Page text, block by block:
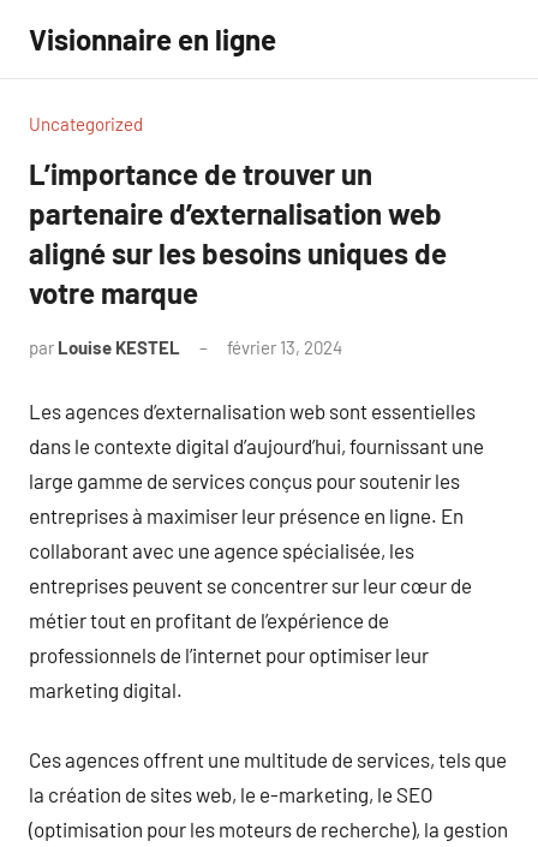
contenu
Visionnaire en ligne
Uncategorized
L’importance de trouver un
partenaire d’externalisation web
aligné sur les besoins uniques de
votre marque
par Louise KESTEL février 13, 2024
Les agences d’externalisation web sont essentielles
dans le contexte digital d’aujourd’hui, fournissant une
large gamme de services conçus pour soutenir les
entreprises à maximiser leur présence en ligne. En
collaborant avec une agence spécialisée, les
entreprises peuvent se concentrer sur leur cœur de
métier tout en profitant de l’expérience de
professionnels de l’internet pour optimiser leur
marketing digital.
Ces agences offrent une multitude de services, tels que
la création de sites web, le e-marketing, le SEO
(optimisation pour les moteurs de recherche), la gestion